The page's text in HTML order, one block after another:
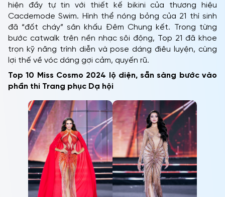
hiện đầy tự tin với thiết kế bikini của thương hiệu
Cacdemode Swim. Hình thể nóng bỏng của 21 thí sinh
đã “đốt cháy” sân khấu Đêm Chung kết. Trong từng
bước catwalk trên nền nhạc sôi động, Top 21 đã khoe
trọn kỹ năng trình diễn và pose dáng điêu luyện, cùng
lợi thế về vóc dáng gợi cảm, quyến rũ.
Top 10 Miss Cosmo 2024 lộ diện, sẵn sàng bước vào
phần thi Trang phục Dạ hội